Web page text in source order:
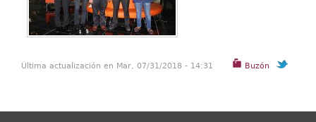
Buzón
Última actualización en Mar, 07/31/2018 - 14:31